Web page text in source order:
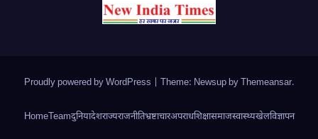
Proudly powered by WordPress Theme: Newsup byThemeansar.
HomeTeamदुनियादेशराज्यराजनीतिभ्रष्टाचारअपराधशिक्षासमाजस्वास्थ्यखेलविज्ञापन